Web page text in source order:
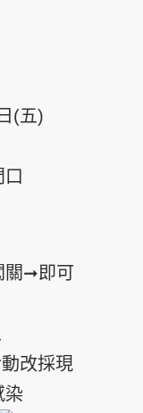
(五)
口
關➞即可
改採現
染